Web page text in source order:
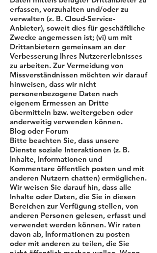
erfassen, vorzuhalten und/oder zu
verwalten (z. B. Cloud-Service-
Anbieter), soweit dies für geschäftliche
Zwecke angemessen ist; (vi) um mit
Drittanbietern gemeinsam an der
Verbesserung Ihres Nutzererlebnisses
zu arbeiten. Zur Vermeidung von
Missverständnissen möchten wir darauf
hinweisen, dass wir nicht
personenbezogene Daten nach
eigenem Ermessen an Dritte
übermitteln bzw. weitergeben oder
anderweitig verwenden können.
Blog oder Forum
Bitte beachten Sie, dass unsere
Dienste soziale Interaktionen (z. B.
Inhalte, Informationen und
Kommentare öffentlich posten und mit
anderen Nutzern chatten) ermöglichen.
Wir weisen Sie darauf hin, dass alle
Inhalte oder Daten, die Sie in diesen
Bereichen zur Verfügung stellen, von
anderen Personen gelesen, erfasst und
verwendet werden können. Wir raten
davon ab, Informationen zu posten
oder mit anderen zu teilen, die Sie